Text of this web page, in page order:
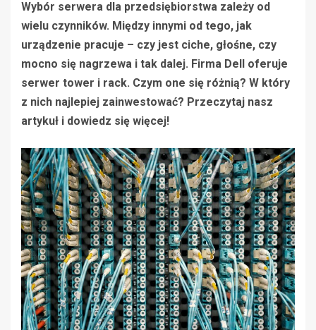
Wybór serwera dla przedsiębiorstwa zależy od
wielu czynników. Między innymi od tego, jak
urządzenie pracuje – czy jest ciche, głośne, czy
mocno się nagrzewa i tak dalej. Firma Dell oferuje
serwer tower i rack. Czym one się różnią? W który
z nich najlepiej zainwestować? Przeczytaj nasz
artykuł i dowiedz się więcej!